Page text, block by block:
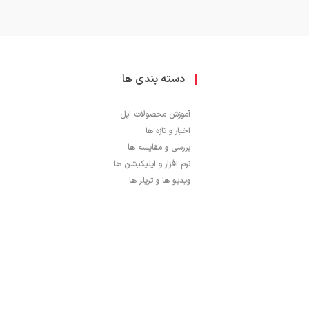
دسته بندی ها
آموزش محصولات اپل
اخبار و تازه ها
بررسی و مقایسه ها
نرم افزار و اپلیکیشن ها
ویدیو ها و تریلر ها